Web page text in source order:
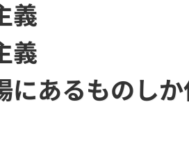
義
義
あるものし